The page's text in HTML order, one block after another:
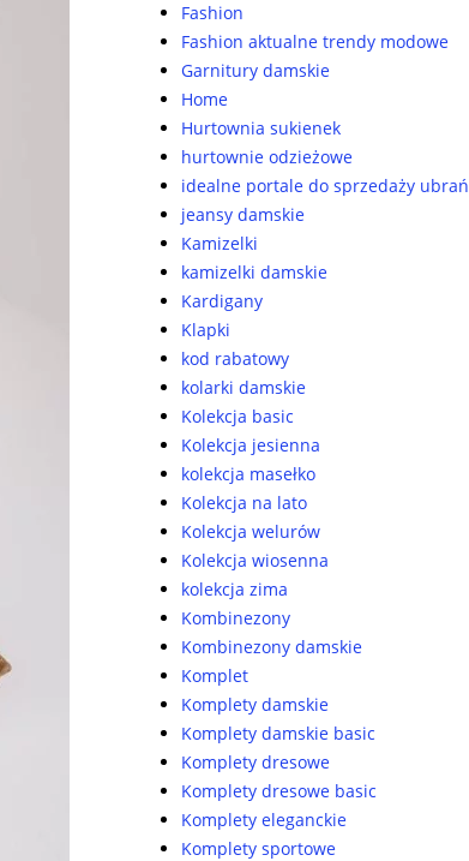
Fashion
Fashion aktualne trendy modowe
Garnitury damskie
Home
Hurtownia sukienek
hurtownie odzieżowe
idealne portale do sprzedaży ubrań
jeansy damskie
Kamizelki
kamizelki damskie
Kardigany
Klapki
kod rabatowy
kolarki damskie
Kolekcja basic
Kolekcja jesienna
kolekcja masełko
Kolekcja na lato
Kolekcja welurów
Kolekcja wiosenna
kolekcja zima
Kombinezony
Kombinezony damskie
Komplet
Komplety damskie
Komplety damskie basic
Komplety dresowe
Komplety dresowe basic
Komplety eleganckie
Komplety sportowe